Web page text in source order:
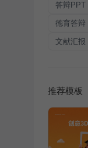
答辩PPT
德育答辩
文献汇报
推荐模板